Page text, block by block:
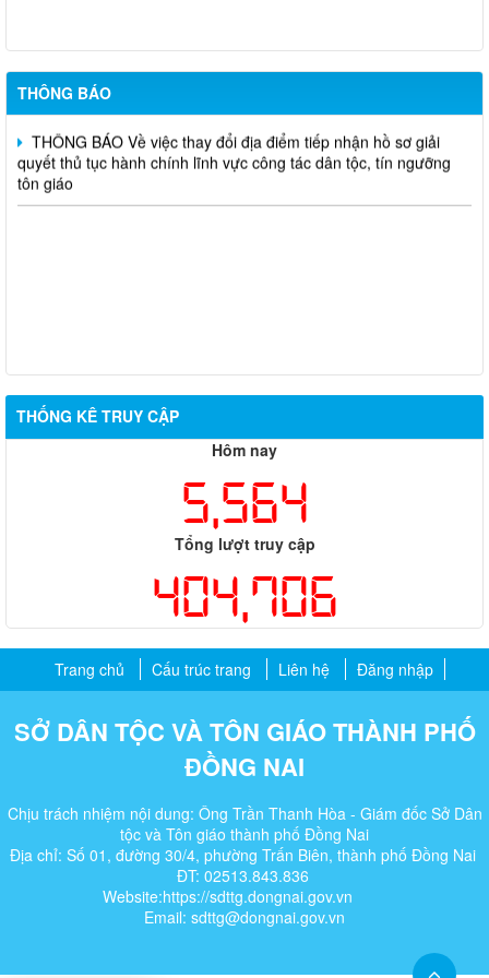
THÔNG BÁO
Thông báo về việc lựa chọn tổ chức hành nghề đấu giá tài sản
THÔNG BÁO Về việc thay đổi địa điểm tiếp nhận hồ sơ giải
quyết thủ tục hành chính lĩnh vực công tác dân tộc, tín ngưỡng
tôn giáo
THỐNG KÊ TRUY CẬP
Hôm nay
5,564
Tổng lượt truy cập
404,706
Trang chủ Cấu trúc trang Liên hệ Đăng nhập
SỞ DÂN TỘC VÀ TÔN GIÁO THÀNH PHỐ
ĐỒNG NAI
Chịu trách nhiệm nội dung: Ông Trần Thanh Hòa - Giám đốc Sở Dân
tộc và Tôn giáo thành phố Đồng Nai
Địa chỉ: Số 01, đường 30/4, phường Trấn Biên, thành phố Đồng Nai
ĐT: 02513.843.836
Website:https://sdttg.dongnai.gov.vn
Email: sdttg@dongnai.gov.vn​